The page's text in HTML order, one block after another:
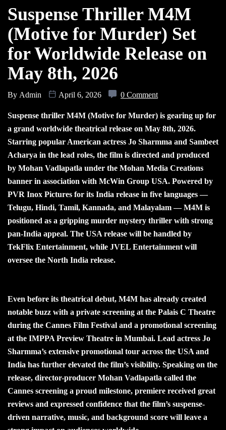
Suspense Thriller M4M
(Motive for Murder) Set
for Worldwide Release on
May 8th, 2026
By Admin April 6, 2026 0 Comment
Suspense thriller M4M (Motive for Murder) is gearing up for
a grand worldwide theatrical release on May 8th, 2026.
Starring popular American actress Jo Sharmma and Sambeet
Acharya in the lead roles, the film is directed and produced
by Mohan Vadlapatla under the Mohan Media Creations
banner in association with McWin Group USA. Powered by
PVR Inox Pictures for its India release in five languages —
Telugu, Hindi, Tamil, Kannada, and Malayalam — M4M is
positioned as a gripping murder mystery thriller with strong
pan-India appeal. The USA release will be handled by
TekFlix Entertainment, while JVEL Entertainment will
oversee the North India release.
Even before its theatrical debut, M4M has already created
notable buzz with a private screening at the Palais C Theatre
during the Cannes Film Festival and a promotional screening
at the IMPPA Preview Theatre in Mumbai. Lead actress Jo
Sharmma’s extensive promotional tour across the USA and
India has further elevated the film’s visibility. Speaking on the
release, director-producer Mohan Vadlapatla called the
Cannes screening a proud milestone, premiere received great
reviews and expressed confidence that the film’s suspense-
driven narrative, music, and background score will leave a